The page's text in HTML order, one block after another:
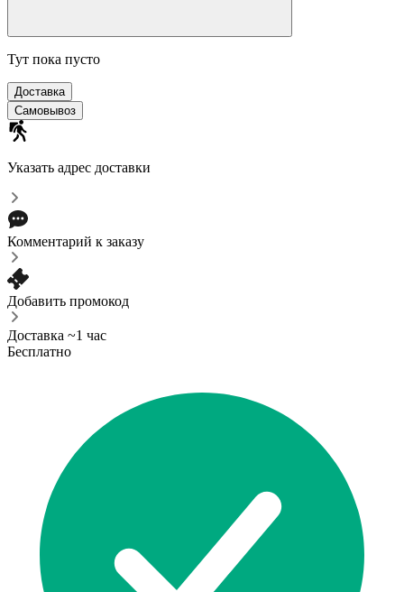
Тут пока пусто
Доставка
Самовывоз
Указать адрес доставки
Комментарий к заказу
Добавить промокод
Доставка ~1 час
Бесплатно